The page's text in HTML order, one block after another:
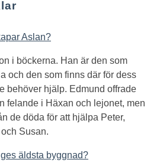
Aslan?
i böckerna. Han är den som
och den som finns där för dess
behöver hjälp. Edmund offrade
felande i Häxan och lejonet, men
de döda för att hjälpa Peter,
Susan.
äldsta byggnad?